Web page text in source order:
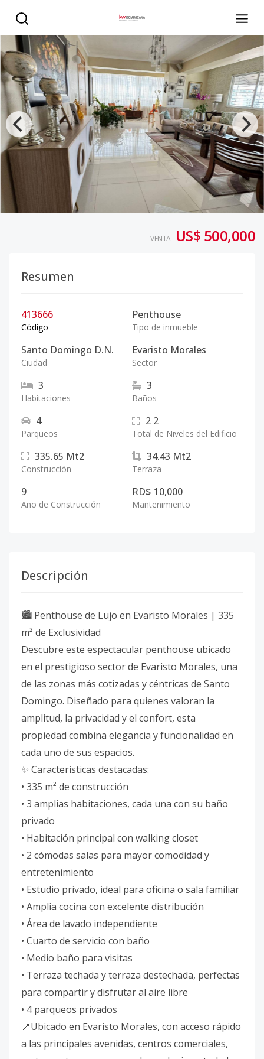
VENTA US$ 500,000
Resumen
413666
Código
Penthouse
Tipo de inmueble
Santo Domingo D.N.
Ciudad
Evaristo Morales
Sector
3
Habitaciones
3
Baños
4
Parqueos
2 2
Total de Niveles del Edificio
335.65 Mt2
Construcción
34.43 Mt2
Terraza
9
Año de Construcción
RD$ 10,000
Mantenimiento
Descripción
🏙️ Penthouse de Lujo en Evaristo Morales | 335
m² de Exclusividad
Descubre este espectacular penthouse ubicado
en el prestigioso sector de Evaristo Morales, una
de las zonas más cotizadas y céntricas de Santo
Domingo. Diseñado para quienes valoran la
amplitud, la privacidad y el confort, esta
propiedad combina elegancia y funcionalidad en
cada uno de sus espacios.
✨ Características destacadas:
• 335 m² de construcción
• 3 amplias habitaciones, cada una con su baño
privado
• Habitación principal con walking closet
• 2 cómodas salas para mayor comodidad y
entretenimiento
• Estudio privado, ideal para oficina o sala familiar
• Amplia cocina con excelente distribución
• Área de lavado independiente
• Cuarto de servicio con baño
• Medio baño para visitas
• Terraza techada y terraza destechada, perfectas
para compartir y disfrutar al aire libre
• 4 parqueos privados
📍Ubicado en Evaristo Morales, con acceso rápido
a las principales avenidas, centros comerciales,